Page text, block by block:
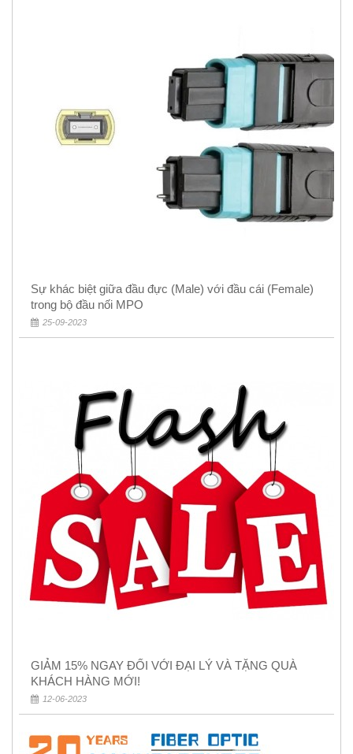
Sự khác biệt giữa đầu đực (Male) với đầu cái (Female)
trong bộ đầu nối MPO
25-09-2023
GIẢM 15% NGAY ĐỐI VỚI ĐẠI LÝ VÀ TẶNG QUÀ
KHÁCH HÀNG MỚI!
12-06-2023